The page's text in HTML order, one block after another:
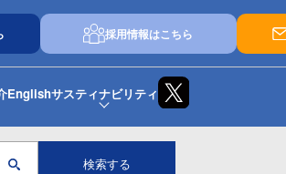
採用情報はこちら
Englishサスティナビリティ
検索する